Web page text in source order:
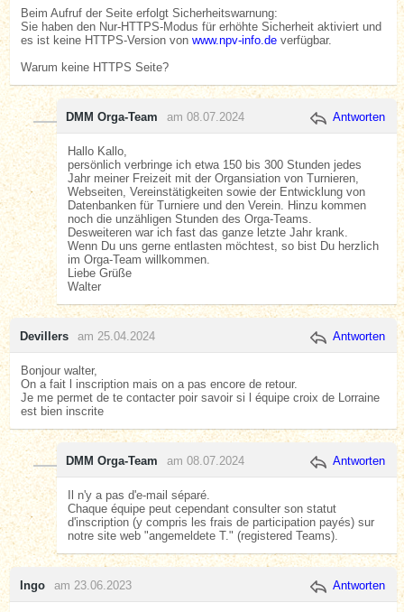
Beim Aufruf der Seite erfolgt Sicherheitswarnung:
Sie haben den Nur-HTTPS-Modus für erhöhte Sicherheit aktiviert und
es ist keine HTTPS-Version vonwww.npv-info.de verfügbar.
Warum keine HTTPS Seite?
DMM Orga-Team am 08.07.2024 Antworten
Hallo Kallo,
persönlich verbringe ich etwa 150 bis 300 Stunden jedes
Jahr meiner Freizeit mit der Organsiation von Turnieren,
Webseiten, Vereinstätigkeiten sowie der Entwicklung von
Datenbanken für Turniere und den Verein. Hinzu kommen
noch die unzähligen Stunden des Orga-Teams.
Desweiteren war ich fast das ganze letzte Jahr krank.
Wenn Du uns gerne entlasten möchtest, so bist Du herzlich
im Orga-Team willkommen.
Liebe Grüße
Walter
Devillers am 25.04.2024 Antworten
Bonjour walter,
On a fait l inscription mais on a pas encore de retour.
Je me permet de te contacter poir savoir si l équipe croix de Lorraine
est bien inscrite
DMM Orga-Team am 08.07.2024 Antworten
Il n'y a pas d'e-mail séparé.
Chaque équipe peut cependant consulter son statut
d'inscription (y compris les frais de participation payés) sur
notre site web "angemeldete T." (registered Teams).
Ingo am 23.06.2023 Antworten